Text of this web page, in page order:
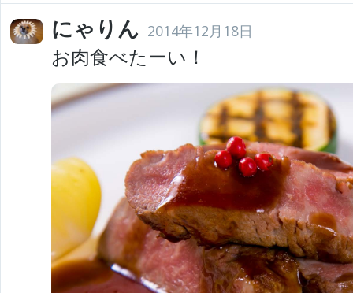
にゃりん 2014年12月18日
お肉食べたーい！